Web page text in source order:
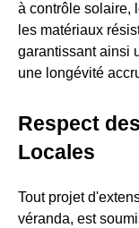
à contrôle solaire,
les matériaux
garantissant ainsi
une longévité
Respect
Locales
Tout projet
véranda, est